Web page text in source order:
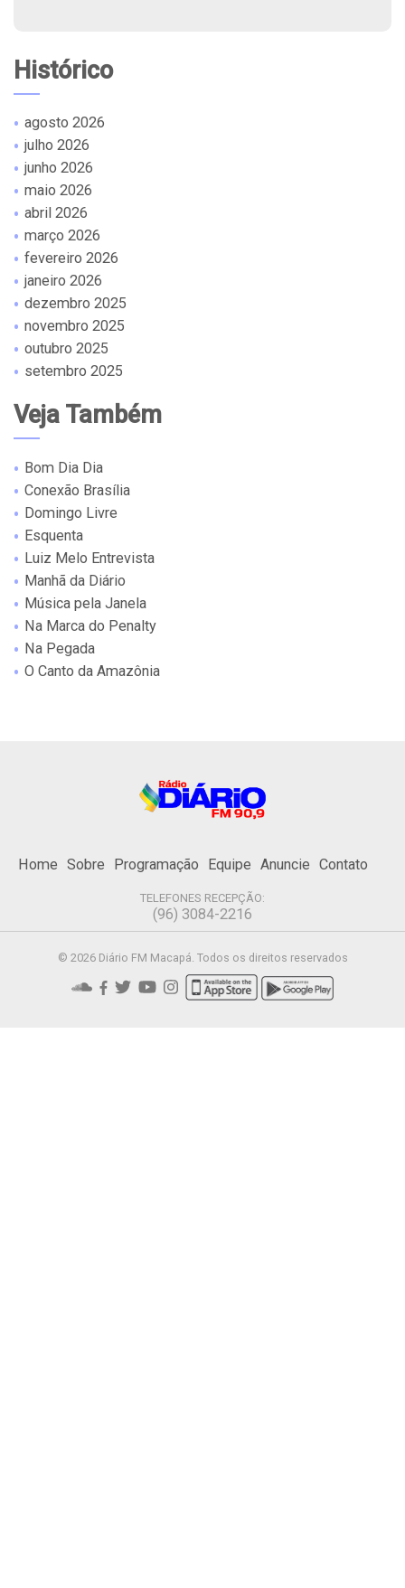
Histórico
agosto 2026
julho 2026
junho 2026
maio 2026
abril 2026
março 2026
fevereiro 2026
janeiro 2026
dezembro 2025
novembro 2025
outubro 2025
setembro 2025
Veja Também
Bom Dia Dia
Conexão Brasília
Domingo Livre
Esquenta
Luiz Melo Entrevista
Manhã da Diário
Música pela Janela
Na Marca do Penalty
Na Pegada
O Canto da Amazônia
Home Sobre Programação Equipe Anuncie Contato
TELEFONES RECEPÇÃO:
(96) 3084-2216
© 2026 Diário FM Macapá. Todos os direitos reservados